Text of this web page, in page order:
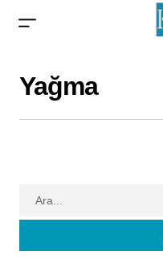
Yağma